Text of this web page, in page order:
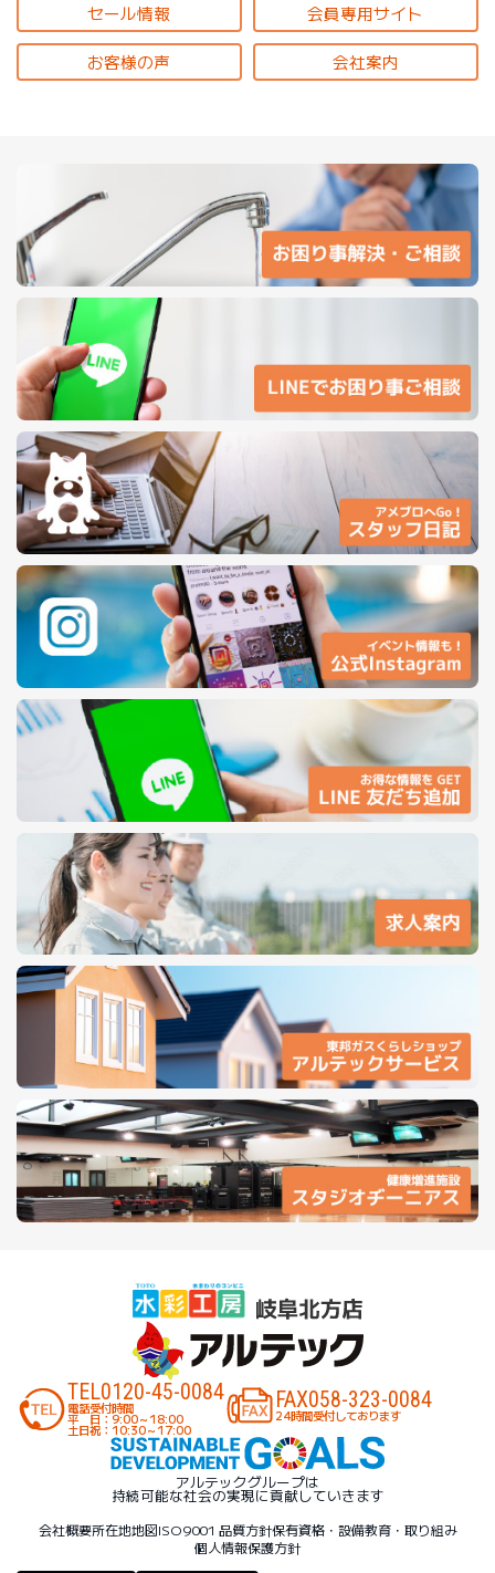
セール情報 会員専用サイト
お客様の声 会社案内
TEL0120-45-0084
電話受付時間
平 日：9:00～18:00
土日祝：10:30～17:00
FAX058-323-0084
24時間受付しております
アルテックグループは
持続可能な社会の実現に貢献していきます
会社概要所在地地図ISO9001 品質方針保有資格・設備教育・取り組み
個人情報保護方針